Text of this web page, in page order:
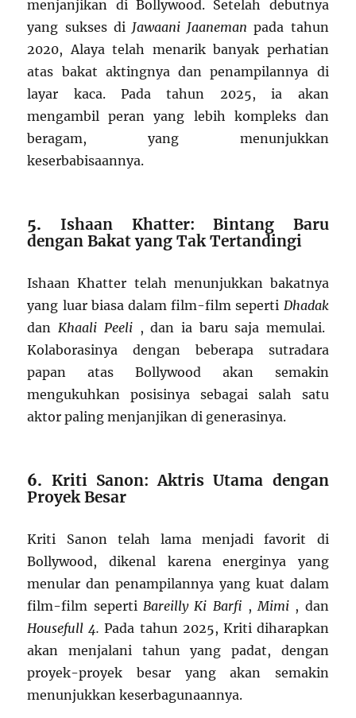
menjanjikan di Bollywood. Setelah debutnya
yang sukses di Jawaani Jaaneman pada tahun
2020, Alaya telah menarik banyak perhatian
atas bakat aktingnya dan penampilannya di
layar kaca. Pada tahun 2025, ia akan
mengambil peran yang lebih kompleks dan
beragam, yang menunjukkan
keserbabisaannya.
5. Ishaan Khatter: Bintang Baru
dengan Bakat yang Tak Tertandingi
Ishaan Khatter telah menunjukkan bakatnya
yang luar biasa dalam film-film seperti Dhadak
danKhaali Peeli, dan ia baru saja memulai.
Kolaborasinya dengan beberapa sutradara
papan atas Bollywood akan semakin
mengukuhkan posisinya sebagai salah satu
aktor paling menjanjikan di generasinya.
6. Kriti Sanon: Aktris Utama dengan
Proyek Besar
Kriti Sanon telah lama menjadi favorit di
Bollywood, dikenal karena energinya yang
menular dan penampilannya yang kuat dalam
film-film seperti Bareilly Ki Barfi ,Mimi , dan
Housefull 4. Pada tahun 2025, Kriti diharapkan
akan menjalani tahun yang padat, dengan
proyek-proyek besar yang akan semakin
menunjukkan keserbagunaannya.